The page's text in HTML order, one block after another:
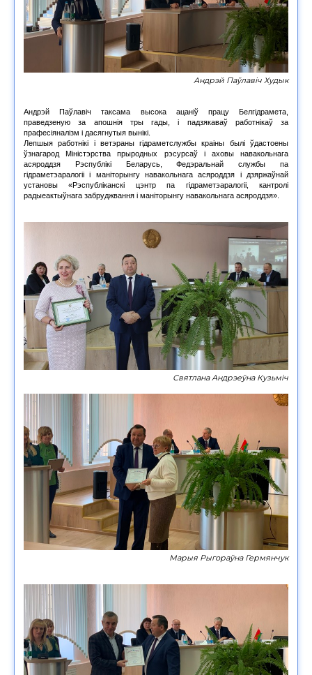
Андрэй Паўлавіч Худык
Андрэй Паўлавіч таксама высока ацаніў працу Белгідрамета,
праведзеную за апошнія тры гады, і падзякаваў работнікаў за
прафесіяналізм і дасягнутыя вынікі.
Лепшыя работнікі і ветэраны гідраметслужбы краіны былі ўдастоены
ўзнагарод Міністэрства прыродных рэсурсаў і аховы навакольнага
асяроддзя Рэспублікі Беларусь, Федэральнай службы па
гідраметэаралогіі і маніторынгу навакольнага асяроддзя і дзяржаўнай
установы «Рэспубліканскі цэнтр па гідраметэаралогіі, кантролі
радыеактыўнага забруджвання і маніторынгу навакольнага асяроддзя».
Святлана Андрэеўна Кузьміч
Марыя Рыгораўна Гермянчук